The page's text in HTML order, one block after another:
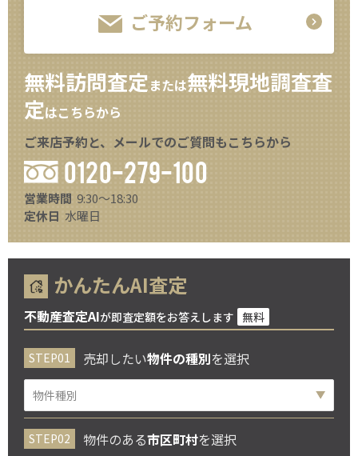
ご予約フォーム
無料訪問査定または無料現地調査査
定はこちらから
ご来店予約と、メールでのご質問もこちらから
0120-279-100
営業時間 9:30～18:30
定休日 水曜日
かんたんAI査定
不動産査定AIが即査定額をお答えします 無料
売却したい物件の種別を選択
物件のある市区町村を選択